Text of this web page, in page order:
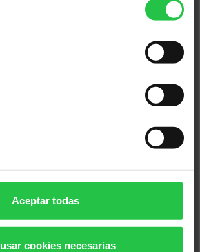
Aceptar todas
cookies necesarias